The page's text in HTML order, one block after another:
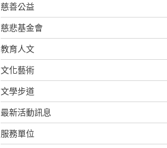
慈善公益
慈悲基金會
教育人文
文化藝術
文學步道
最新活動訊息
服務單位